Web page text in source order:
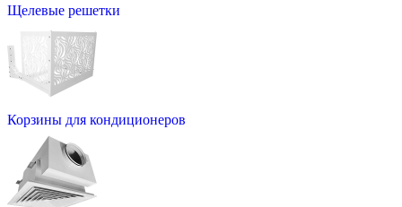
Щелевые решетки
Корзины для кондиционеров